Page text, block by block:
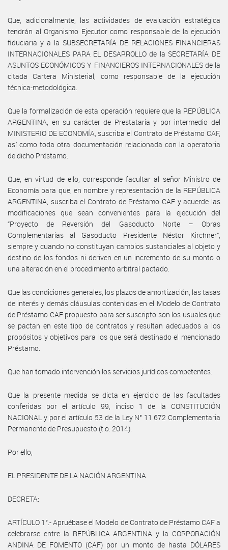
Que, adicionalmente, las actividades de evaluación estratégica
tendrán al Organismo Ejecutor como responsable de la ejecución
fiduciaria y a la SUBSECRETARÍA DE RELACIONES FINANCIERAS
INTERNACIONALES PARA EL DESARROLLO de la SECRETARÍA DE
ASUNTOS ECONÓMICOS Y FINANCIEROS INTERNACIONALES de la
citada Cartera Ministerial, como responsable de la ejecución
técnica-metodológica.
Que la formalización de esta operación requiere que la REPÚBLICA
ARGENTINA, en su carácter de Prestataria y por intermedio del
MINISTERIO DE ECONOMÍA, suscriba el Contrato de Préstamo CAF,
así como toda otra documentación relacionada con la operatoria
de dicho Préstamo.
Que, en virtud de ello, corresponde facultar al señor Ministro de
Economía para que, en nombre y representación de la REPÚBLICA
ARGENTINA, suscriba el Contrato de Préstamo CAF y acuerde las
modificaciones que sean convenientes para la ejecución del
“Proyecto de Reversión del Gasoducto Norte – Obras
Complementarias al Gasoducto Presidente Néstor Kirchner”,
siempre y cuando no constituyan cambios sustanciales al objeto y
destino de los fondos ni deriven en un incremento de su monto o
una alteración en el procedimiento arbitral pactado.
Que las condiciones generales, los plazos de amortización, las tasas
de interés y demás cláusulas contenidas en el Modelo de Contrato
de Préstamo CAF propuesto para ser suscripto son los usuales que
se pactan en este tipo de contratos y resultan adecuados a los
propósitos y objetivos para los que será destinado el mencionado
Préstamo.
Que han tomado intervención los servicios jurídicos competentes.
Que la presente medida se dicta en ejercicio de las facultades
conferidas por el artículo 99, inciso 1 de la CONSTITUCIÓN
NACIONAL y por el artículo 53 de la Ley N° 11.672 Complementaria
Permanente de Presupuesto (t.o. 2014).
Por ello,
EL PRESIDENTE DE LA NACIÓN ARGENTINA
DECRETA:
ARTÍCULO 1°.- Apruébase el Modelo de Contrato de Préstamo CAF a
celebrarse entre la REPÚBLICA ARGENTINA y la CORPORACIÓN
ANDINA DE FOMENTO (CAF) por un monto de hasta DÓLARES